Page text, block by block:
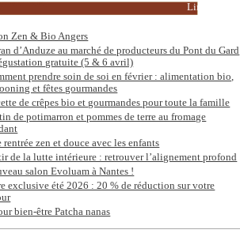
Lire la suite
Zen & Bio Angers
d’Anduze au marché de producteurs du Pont du Gard
gratuite (5 & 6 avril)
prendre soin de soi en février : alimentation bio,
et fêtes gourmandes
de crêpes bio et gourmandes pour toute la famille
de potimarron et pommes de terre au fromage
rentrée zen et douce avec les enfants
de la lutte intérieure : retrouver l’alignement profond
salon Evoluam à Nantes !
exclusive été 2026 : 20 % de réduction sur votre
bien-être Patcha nanas